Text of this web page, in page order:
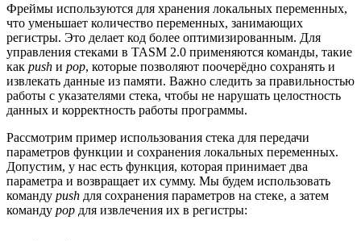
Фреймы используются для хранения локальных переменных,
что уменьшает количество переменных, занимающих
регистры. Это делает код более оптимизированным. Для
управления стеками в TASM 2.0 применяются команды, такие
как push и pop, которые позволяют поочерёдно сохранять и
извлекать данные из памяти. Важно следить за правильностью
работы с указателями стека, чтобы не нарушать целостность
данных и корректность работы программы.
Рассмотрим пример использования стека для передачи
параметров функции и сохранения локальных переменных.
Допустим, у нас есть функция, которая принимает два
параметра и возвращает их сумму. Мы будем использовать
команду push для сохранения параметров на стеке, а затем
команду pop для извлечения их в регистры: